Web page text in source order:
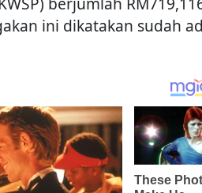
ini dikatakan sudah